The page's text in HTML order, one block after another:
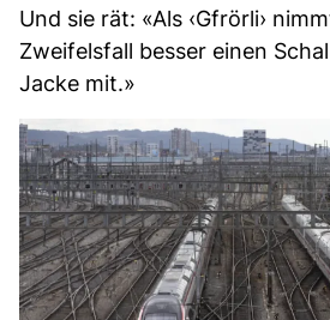
Und sie rät: «Als ‹Gfrörli›
Zweifelsfall besser einen
Jacke mit.»